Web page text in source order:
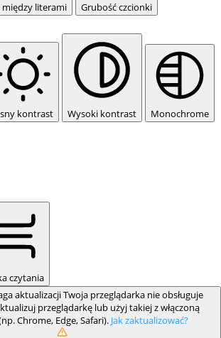
literami Grubość czcionki
kontrast Wysoki kontrast Monochrome
czytania
aktualizacjiTwoja przeglądarka nie obsługuje
przeglądarkę lub użyj takiej z włączoną
Chrome, Edge, Safari). Jak zaktualizować?